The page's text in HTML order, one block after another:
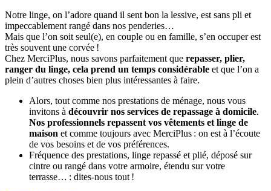
Notre linge, on l’adore quand il sent bon la lessive, est sans pli et
impeccablement rangé dans nos penderies…
Mais que l’on soit seul(e), en couple ou en famille, s’en occuper est
très souvent une corvée !
Chez MerciPlus, nous savons parfaitement que repasser, plier,
ranger du linge, cela prend un temps considérable et que l’on a
plein d’autres choses bien plus intéressantes à faire.
Alors, tout comme nos prestations de ménage, nous vous
invitons à découvrir nos services de repassage à domicile.
Nos professionnels repassent vos vêtements et linge de
maison et comme toujours avec MerciPlus : on est à l’écoute
de vos besoins et de vos préférences.
Fréquence des prestations, linge repassé et plié, déposé sur
cintre ou rangé dans votre armoire, étendu sur votre
terrasse… : dites-nous tout !